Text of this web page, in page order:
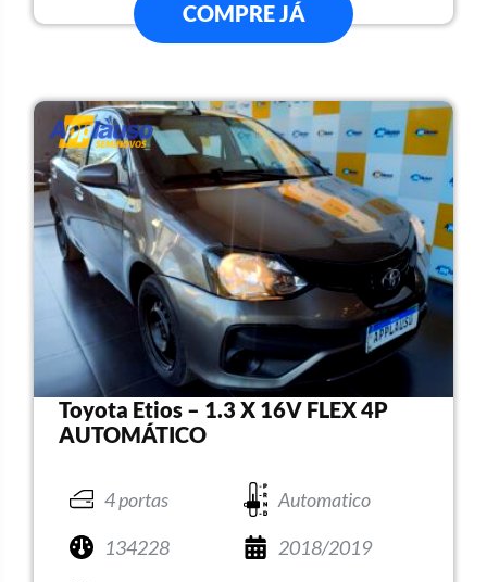
COMPRE JÁ
Toyota Etios – 1.3 X 16V FLEX 4P
AUTOMÁTICO
4 portas
Automatico
134228
2018/2019